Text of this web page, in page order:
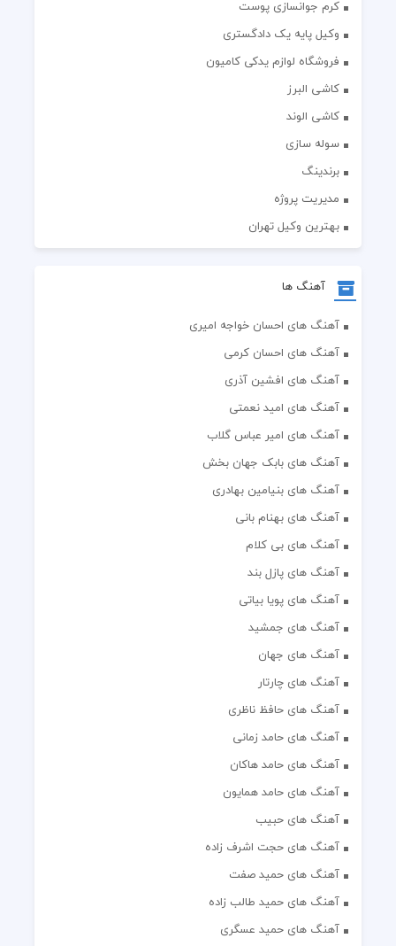
کرم جوانسازی پوست
وکیل پایه یک دادگستری
فروشگاه لوازم یدکی کامیون
کاشی البرز
کاشی الوند
سوله سازی
برندینگ
مدیریت پروژه
بهترین وکیل تهران
آهنگ ها
آهنگ های احسان خواجه امیری
آهنگ های احسان کرمی
آهنگ های افشین آذری
آهنگ های امید نعمتی
آهنگ های امیر عباس گلاب
آهنگ های بابک جهان بخش
آهنگ های بنیامین بهادری
آهنگ های بهنام بانی
آهنگ های بی کلام
آهنگ های پازل بند
آهنگ های پویا بیاتی
آهنگ های جمشید
آهنگ های جهان
آهنگ های چارتار
آهنگ های حافظ ناظری
آهنگ های حامد زمانی
آهنگ های حامد هاکان
آهنگ های حامد همایون
آهنگ های حبیب
آهنگ های حجت اشرف زاده
آهنگ های حمید صفت
آهنگ های حمید طالب زاده
آهنگ های حمید عسگری